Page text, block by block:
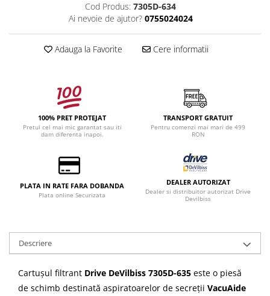
Cod Produs: 7305D-634
Ai nevoie de ajutor? 0755024024
Adauga la Favorite Cere informatii
100% PRET PROTEJAT
Pretul cel mai mic garantat sau iti
dam diferenta inapoi.
TRANSPORT GRATUIT
Pentru comenzi mai mari de 499
RON
PLATA IN RATE FARA DOBANDA
Plata online Securizata
DEALER AUTORIZAT
Dealer si distribuitor autorizat Drive
Devilbiss
Descriere
Cartușul filtrant Drive DeVilbiss 7305D-635 este o piesă
de schimb destinată aspiratoarelor de secreții VacuAide